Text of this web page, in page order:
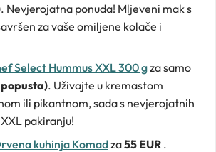
. Nevjerojatna ponuda! Mljeveni mak s
za vaše omiljene kolače i
Select Hummus XXL 300 gza samo
popusta). Uživajte u kremastom
ili pikantnom, sada s nevjerojatnih
pakiranju!
kuhinja Komadza55 EUR .